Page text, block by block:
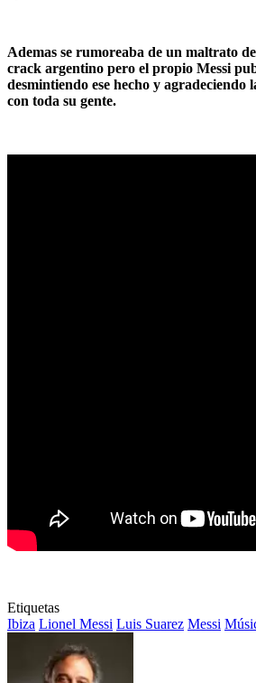
Ademas se rumoreaba de un maltrato
crack argentino pero el propio Messi
desmintiendo ese hecho y agradeciendo
con toda su gente.
Etiquetas
Ibiza Lionel Messi Luis Suarez Messi